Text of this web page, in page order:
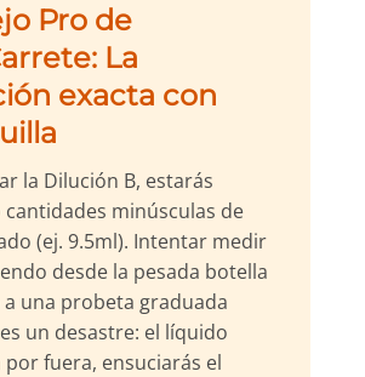
Pro de
La
exacta con
la Dilución B, estarás
minúsculas de
(ej. 9.5ml). Intentar medir
desde la pesada botella
a una probeta graduada
un desastre: el líquido
fuera, ensuciarás el